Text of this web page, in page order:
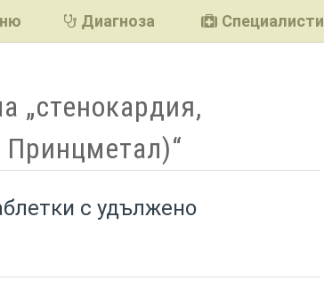
Диагноза Специалисти
„стенокардия,
Принцметал)“
с удължено